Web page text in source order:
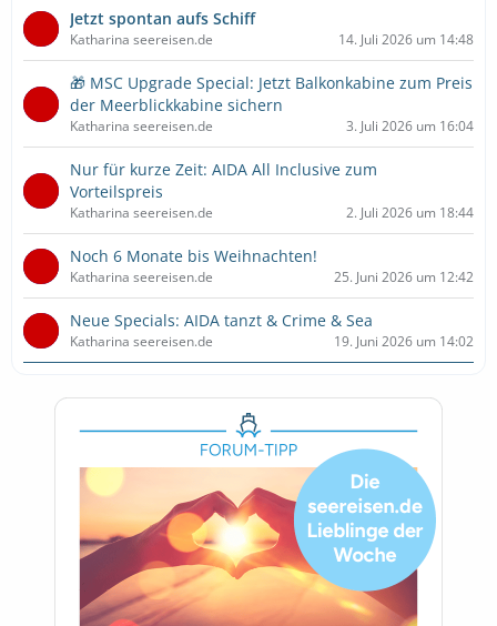
Jetzt spontan aufs Schiff
Katharina seereisen.de 14. Juli 2026 um 14:48
🎁 MSC Upgrade Special: Jetzt Balkonkabine zum Preis
der Meerblickkabine sichern
Katharina seereisen.de 3. Juli 2026 um 16:04
Nur für kurze Zeit: AIDA All Inclusive zum
Vorteilspreis
Katharina seereisen.de 2. Juli 2026 um 18:44
Noch 6 Monate bis Weihnachten!
Katharina seereisen.de 25. Juni 2026 um 12:42
Neue Specials: AIDA tanzt & Crime & Sea
Katharina seereisen.de 19. Juni 2026 um 14:02